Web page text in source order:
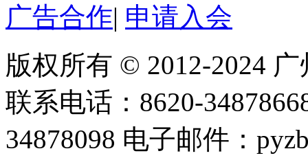
广告合作| 申请入会
版权所有 © 2012-2024
联系电话：8620-
34878098 电子邮件：